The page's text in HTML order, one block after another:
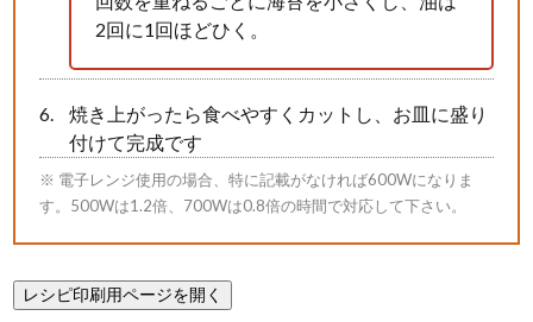
2回に1回ほどひく。
焼き上がったら食べやすくカットし、お皿に盛り
付けて完成です
※ 電子レンジ使用の場合、特に記載がなければ600Wになりま
す。500Wは1.2倍、700Wは0.8倍の時間で対応して下さい。